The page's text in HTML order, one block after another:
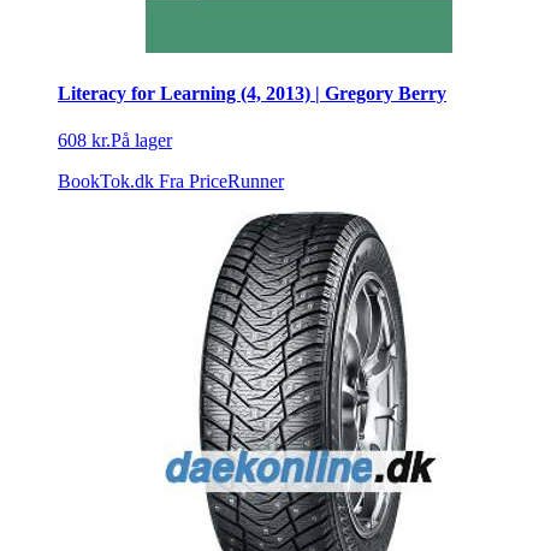
Literacy for Learning (4, 2013) | Gregory Berry
608 kr.På lager
BookTok.dk Fra PriceRunner